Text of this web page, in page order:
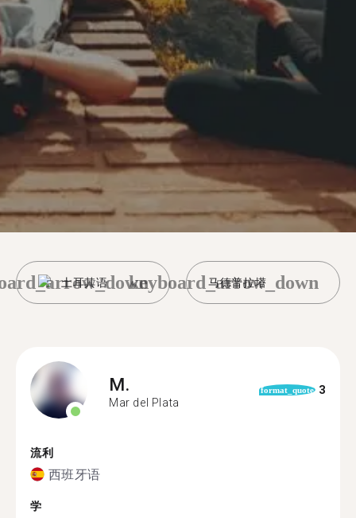
土耳其语 马德普拉塔
keyboard_arrow_down
M.
Mar del Plata
format_quote 3
流利
西班牙语
学